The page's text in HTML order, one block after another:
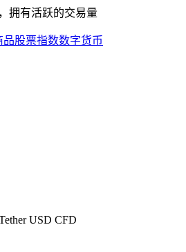
拥有活跃的交易量
品股票指数数字货币
USD CFD